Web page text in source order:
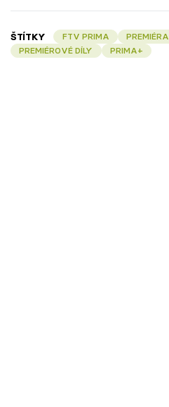
ŠTÍTKY FTV PRIMA PREMIÉRA
PREMIÉROVÉ DÍLY
PRIMA+